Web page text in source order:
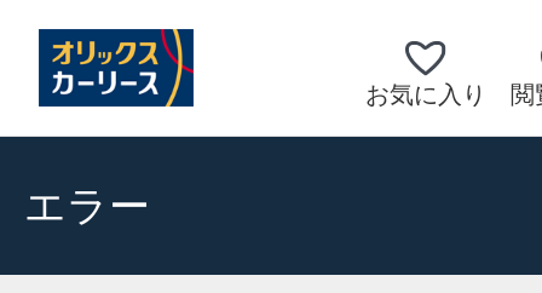
お気に入り 閲
エラー